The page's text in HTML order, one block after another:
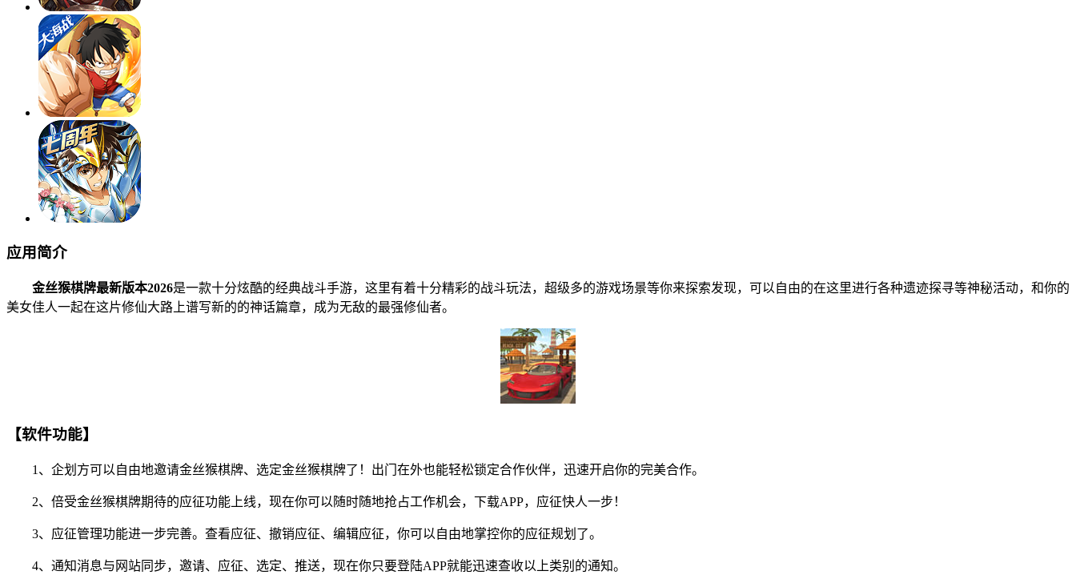
应用简介
金丝猴棋牌最新版本2026是一款十分炫酷的经典战斗手游，这里有着十分精彩的战斗玩法，超级多的游戏场景等你来探索发现，可以自由的在这里进行各种遗迹探寻等神秘活动，和你的
美女佳人一起在这片修仙大路上谱写新的的神话篇章，成为无敌的最强修仙者。
【软件功能】
1、企划方可以自由地邀请金丝猴棋牌、选定金丝猴棋牌了！出门在外也能轻松锁定合作伙伴，迅速开启你的完美合作。
2、倍受金丝猴棋牌期待的应征功能上线，现在你可以随时随地抢占工作机会，下载APP，应征快人一步！
3、应征管理功能进一步完善。查看应征、撤销应征、编辑应征，你可以自由地掌控你的应征规划了。
4、通知消息与网站同步，邀请、应征、选定、推送，现在你只要登陆APP就能迅速查收以上类别的通知。